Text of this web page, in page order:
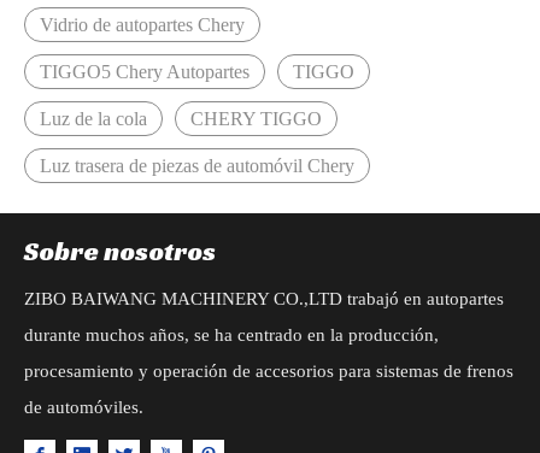
Vidrio de autopartes Chery
TIGGO5 Chery Autopartes TIGGO
Luz de la cola CHERY TIGGO
Luz trasera de piezas de automóvil Chery
Sobre nosotros
ZIBO BAIWANG MACHINERY CO.,LTD trabajó en autopartes
durante muchos años, se ha centrado en la producción,
procesamiento y operación de accesorios para sistemas de frenos
de automóviles.